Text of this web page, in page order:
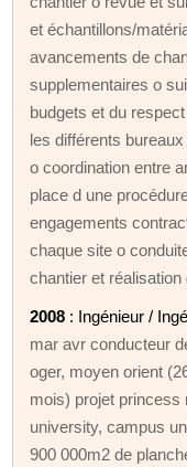
et échantillons/
avancements de
supplementaires o
budgets et du
les différents
o coordination entre
place d une
engagements
chaque site o
chantier et
2008 : Ingénieur /
mar avr conducteur
oger, moyen orient
mois) projet princess
university, campus
900 000m2 de